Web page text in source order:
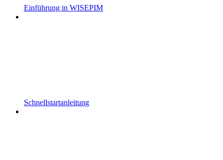
Einführung in WISEPIM
Schnellstartanleitung